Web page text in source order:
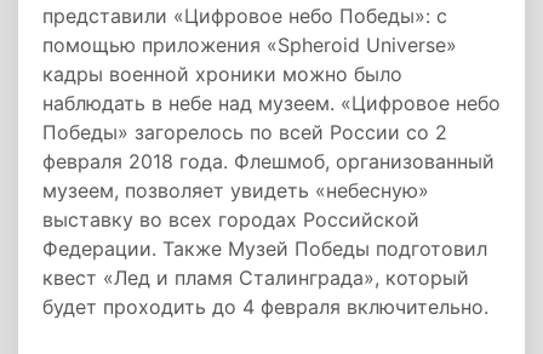
представили «Цифровое небо Победы»: с
помощью приложения «Spheroid Universe»
кадры военной хроники можно было
наблюдать в небе над музеем. «Цифровое небо
Победы» загорелось по всей России со 2
февраля 2018 года. Флешмоб, организованный
музеем, позволяет увидеть «небесную»
выставку во всех городах Российской
Федерации. Также Музей Победы подготовил
квест «Лед и пламя Сталинграда», который
будет проходить до 4 февраля включительно.